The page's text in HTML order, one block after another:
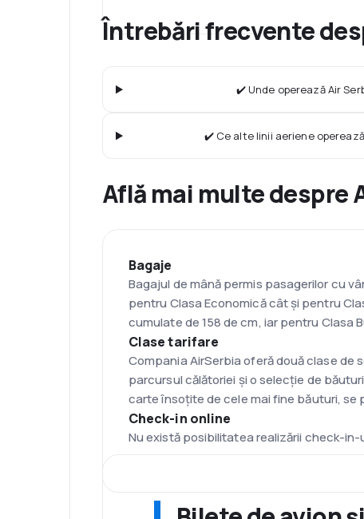
Întrebări frecvente
✔️ Unde operează Air
✔️ Ce alte linii aeriene
Află mai multe despre
Bagaje
Bagajul de mână permis pasagerilor cu
pentru Clasa Economică cât și pentru
cumulate de 158 de cm, iar pentru Clasa
Clase tarifare
Compania AirSerbia oferă două clase de
parcursul călătoriei și o selecție de
carte însoțite de cele mai fine băuturi,
Check-in online
Nu există posibilitatea realizării check-
Air Serbia operează în prezent cu o flotă
Aeroportul principal al companiei